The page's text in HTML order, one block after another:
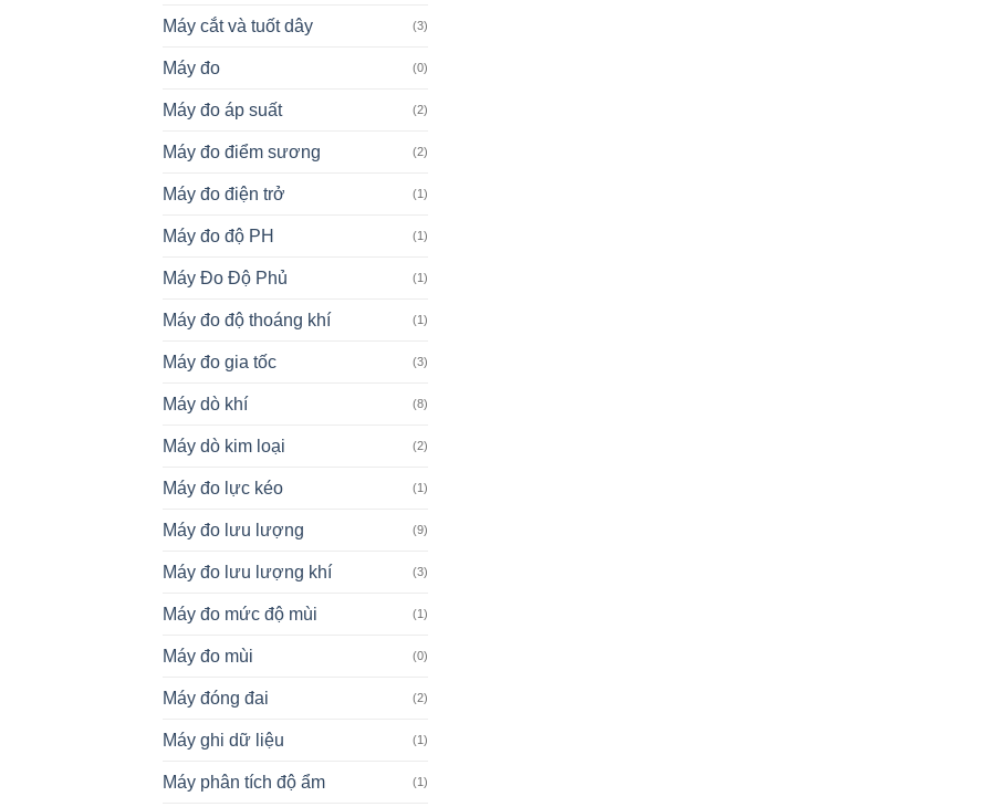
Máy cắt và tuốt dây (3)
Máy đo (0)
Máy đo áp suất (2)
Máy đo điểm sương (2)
Máy đo điện trở (1)
Máy đo độ PH (1)
Máy Đo Độ Phủ (1)
Máy đo độ thoáng khí (1)
Máy đo gia tốc (3)
Máy dò khí (8)
Máy dò kim loại (2)
Máy đo lực kéo (1)
Máy đo lưu lượng (9)
Máy đo lưu lượng khí (3)
Máy đo mức độ mùi (1)
Máy đo mùi (0)
Máy đóng đai (2)
Máy ghi dữ liệu (1)
Máy phân tích độ ẩm (1)